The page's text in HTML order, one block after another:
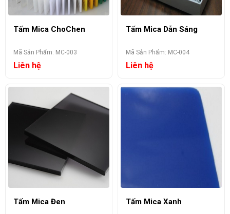
Tấm Mica ChoChen
Mã Sản Phẩm: MC-003
Liên hệ
Tấm Mica Dẫn Sáng
Mã Sản Phẩm: MC-004
Liên hệ
Tấm Mica Đen Tấm Mica Xanh